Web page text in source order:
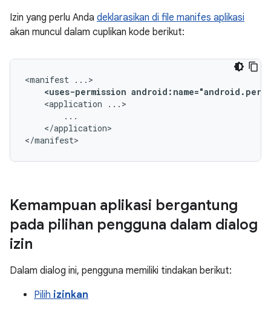
Izin yang perlu Anda deklarasikan di file manifes aplikasi
akan muncul dalam cuplikan kode berikut:
<manifest
<uses-permission
<application
</application>
</manifest>
Kemampuan aplikasi bergantung
pada pilihan pengguna dalam dialog
izin
Dalam dialog ini, pengguna memiliki tindakan berikut:
Pilih izinkan